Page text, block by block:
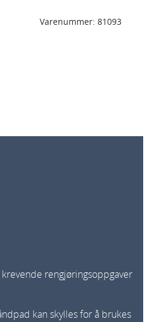
Varenummer: 81093
rengjøringsoppgaver
kan skylles for å brukes